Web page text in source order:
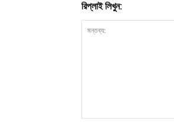
রিপ্লাই লিখুন: